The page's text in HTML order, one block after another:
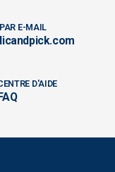
E-MAIL
D'AIDE